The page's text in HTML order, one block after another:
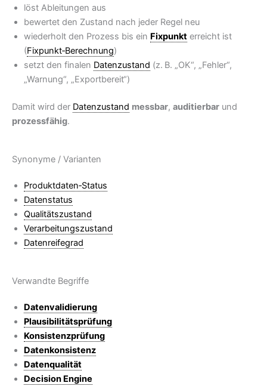
löst Ableitungen aus
bewertet den Zustand nach jeder Regel neu
wiederholt den Prozess bis ein Fixpunkt erreicht ist
(Fixpunkt‑Berechnung)
setzt den finalen Datenzustand (z. B. „OK“, „Fehler“,
„Warnung“, „Exportbereit“)
Damit wird der Datenzustand messbar, auditierbar und
prozessfähig.
Synonyme / Varianten
Produktdaten‑Status
Datenstatus
Qualitätszustand
Verarbeitungszustand
Datenreifegrad
Verwandte Begriffe
Datenvalidierung
Plausibilitätsprüfung
Konsistenzprüfung
Datenkonsistenz
Datenqualität
Decision Engine